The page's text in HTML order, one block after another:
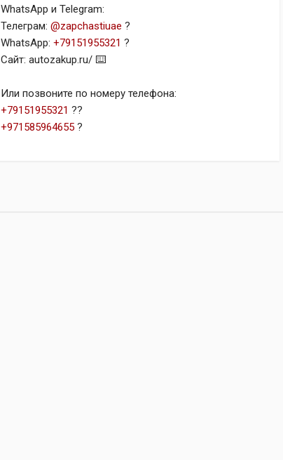
WhatsApp и Telegram:
Телеграм: @zapchastiuae ?
WhatsApp: +79151955321 ?
Сайт: autozakup.ru/ ⌨️
Или позвоните по номеру телефона:
+79151955321 ??
+971585964655 ?